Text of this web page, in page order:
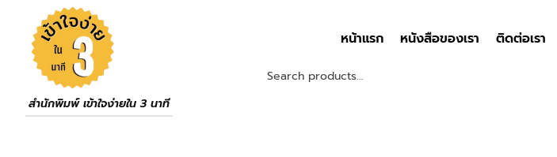
สำนักพิมพ์ เข้าใจง่ายใน 3 นาที
หน้าแรก หนังสือของเรา ติดต่อเรา